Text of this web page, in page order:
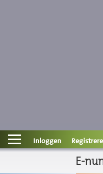
ContactInloggen
E-